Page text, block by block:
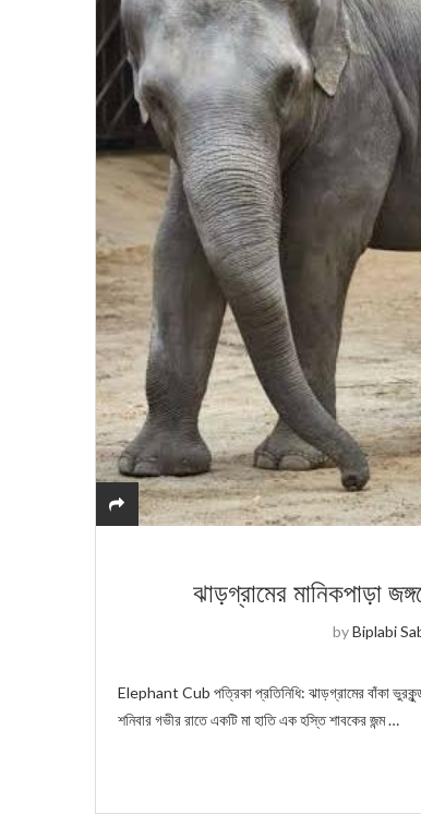
ঝাড়গ্রামের মানিকপাড়া
byBiplabi
Elephant Cub পত্রিকা প্রতিনিধি: ঝাড়গ্রামের বাঁকা ভুরকুন্ডা
শনিবার গভীর রাতে একটি মা হাতি এক হস্তি শাবকের জন্ম …